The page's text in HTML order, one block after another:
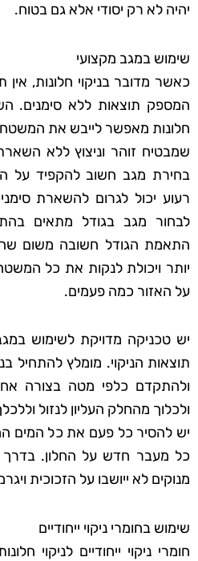
יהיה לא רק יסודי אלא גם בטוח.
שימוש במגב מקצועי
כאשר מדובר בניקוי חלונות, אין
המספק תוצאות ללא סימנים.
חלונות מאפשר לייבש את
שמבטיח זוהר וניצוץ ללא
בחירת מגב חשוב להקפיד על
רעוע יכול לגרום להשארת
לבחור מגב בגודל מתאים
התאמת הגודל חשובה משום
יותר ויכולת לנקות את כל
על האזור כמה פעמים.
יש טכניקה מדויקת לשימוש
תוצאות הניקוי. מומלץ להתחיל
ולהתקדם כלפי מטה בצורה
ולכלוך מהחלק העליון לנזול
יש להסיר כל פעם את כל המים
כל מעבר חדש על החלון. בדרך
מנוקים לא ייושבו על הזכוכית
שימוש בחומרי ניקוי ייחודיים
חומרי ניקוי ייחודיים לניקוי